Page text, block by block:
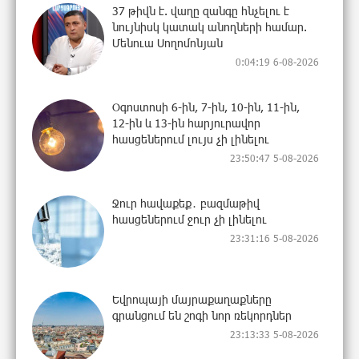
37 թիվն է. վաղը զանգը հնչելու է
նույնիսկ կատակ անողների համար.
Մենուա Սողոմոնյան
0:04:19 6-08-2026
Օգոստոսի 6-ին, 7-ին, 10-ին, 11-ին,
12-ին և 13-ին հարյուրավոր
հասցեներում լույս չի լինելու
23:50:47 5-08-2026
Ջուր հավաքեք․ բազմաթիվ
հասցեներում ջուր չի լինելու
23:31:16 5-08-2026
Եվրոպայի մայրաքաղաքները
գրանցում են շոգի նոր ռեկորդներ
23:13:33 5-08-2026